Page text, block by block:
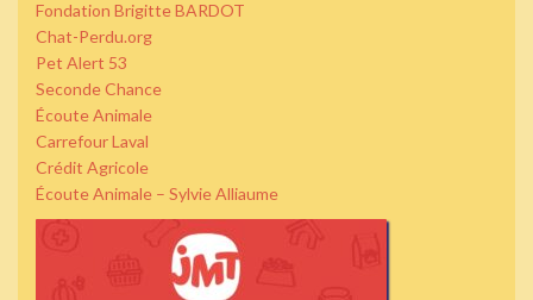
Fondation Brigitte BARDOT
Chat-Perdu.org
Pet Alert 53
Seconde Chance
Écoute Animale
Carrefour Laval
Crédit Agricole
Écoute Animale – Sylvie Alliaume